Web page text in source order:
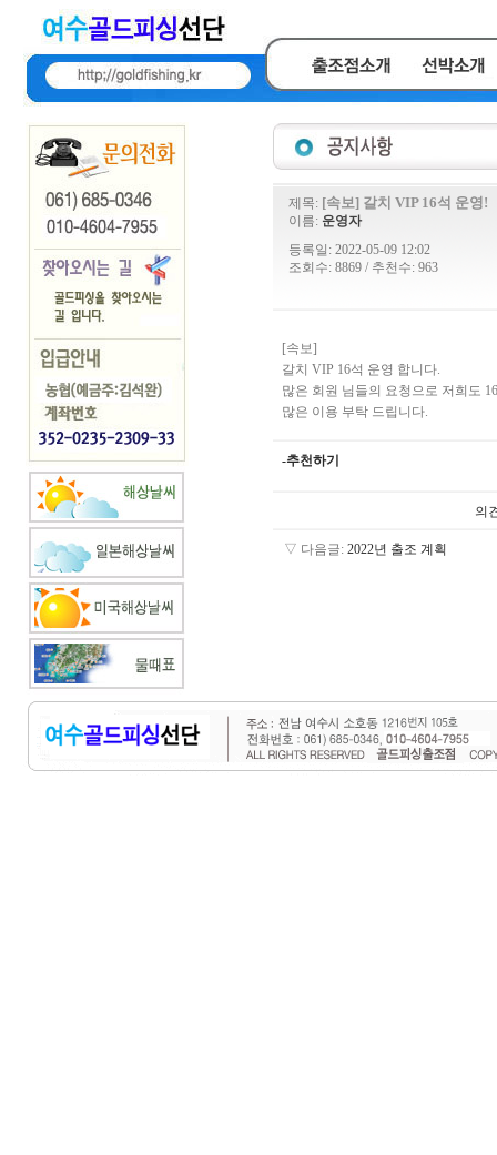
제목: [속보] 갈치 VIP 16석 운영!
이름: 운영자
등록일: 2022-05-09 12:02
조회수: 8869 / 추천수: 963
[속보]
갈치 VIP 16석 운영 합니다.
많은 회원 님들의 요청으로 저희도
많은 이용 부탁 드립니다.
-추천하기
의
▽ 다음글: 2022년 출조 계획